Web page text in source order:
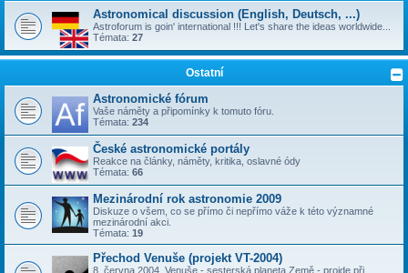
Astronomical discussion (English, Deutsch, ...)
Astroforum is goin' international !!! Let's share the ideas worldwide...
Témata: 27
Ostatní
Astronomické fórum
Vaše náměty a připomínky k tomuto fóru.
Témata: 234
České astronomické portály
Reakce na články, náměty, kritika, oslavné ódy
Témata: 66
Mezinárodní rok astronomie 2009
Diskuze o všem, co se přímo či nepřímo váže k této významné
mezinárodní akci.
Témata: 19
Přechod Venuše (projekt VT-2004)
8. června 2004, Venuše - sesterská planeta Země - projde při